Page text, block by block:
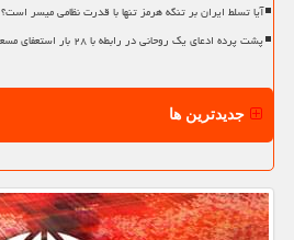
آیا تسلط ایران بر تنگه هرمز تنها با قدرت نظامی میسر است؟
پشت پرده ادعای یک روحانی در رابطه با ۲۸ بار استعفای مسعود پزشکیان
جدیدترین ها